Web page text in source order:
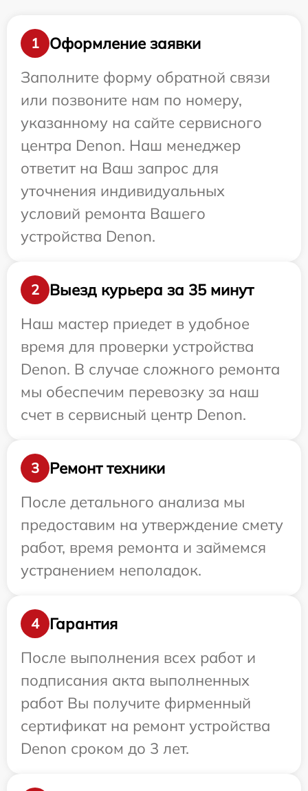
1
Оформление заявки
Заполните форму обратной связи
или позвоните нам по номеру,
указанному на сайте сервисного
центра Denon. Наш менеджер
ответит на Ваш запрос для
уточнения индивидуальных
условий ремонта Вашего
устройства Denon.
2
Выезд курьера за 35 минут
Наш мастер приедет в удобное
время для проверки устройства
Denon. В случае сложного ремонта
мы обеспечим перевозку за наш
счет в сервисный центр Denon.
3
Ремонт техники
После детального анализа мы
предоставим на утверждение смету
работ, время ремонта и займемся
устранением неполадок.
4
Гарантия
После выполнения всех работ и
подписания акта выполненных
работ Вы получите фирменный
сертификат на ремонт устройства
Denon сроком до 3 лет.